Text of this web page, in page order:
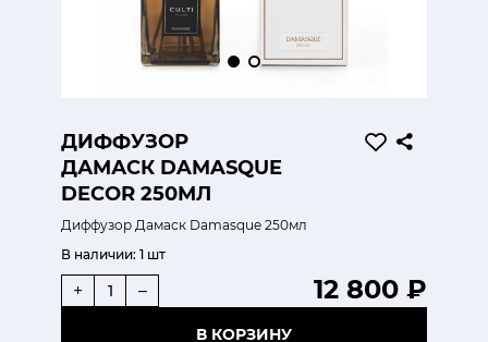
ДИФФУЗОР
ДАМАСК DAMASQUE
DECOR 250МЛ
Диффузор Дамаск Damasque 250мл
В наличии: 1 шт
12 800 ₽
+ –
В КОРЗИНУ